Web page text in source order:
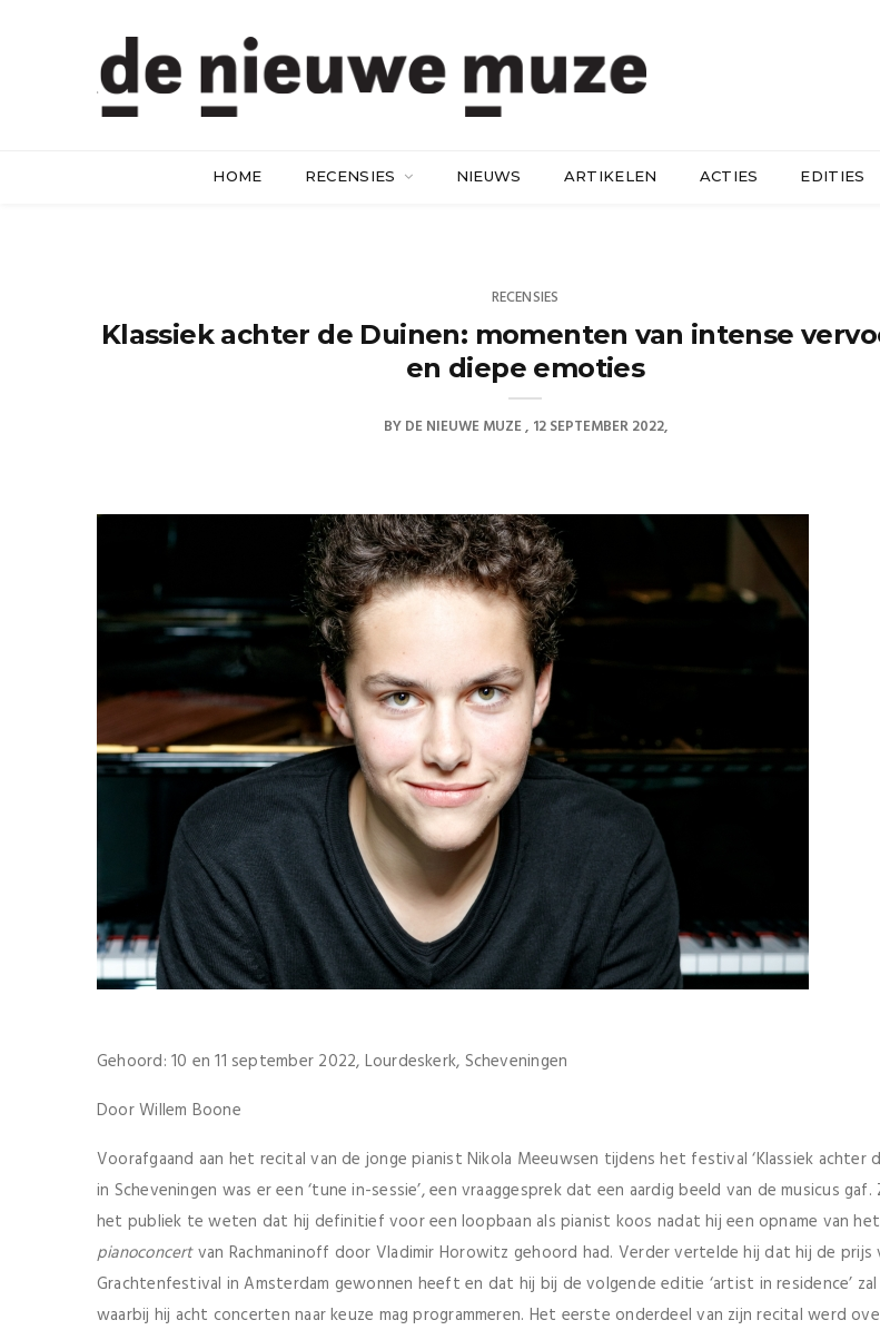
HOME RECENSIES NIEUWS ARTIKELEN ACTIES EDITIES
RECENSIES
Klassiek achter de Duinen: momenten van intense
en diepe emoties
BYDE NIEUWE MUZE 12 SEPTEMBER 2022
Gehoord: 10 en 11 september 2022, Lourdeskerk, Scheveningen
Door Willem Boone
Voorafgaand aan het recital van de jonge pianist Nikola Meeuwsen tijdens het festival ‘Klassiek achter
in Scheveningen was er een ‘tune in-sessie’, een vraaggesprek dat een aardig beeld van de musicus gaf.
het publiek te weten dat hij definitief voor een loopbaan als pianist koos nadat hij een opname van het
pianoconcertvan Rachmaninoff door Vladimir Horowitz gehoord had. Verder vertelde hij dat hij de prijs
Grachtenfestival in Amsterdam gewonnen heeft en dat hij bij de volgende editie ‘artist in residence’ zal
waarbij hij acht concerten naar keuze mag programmeren. Het eerste onderdeel van zijn recital werd